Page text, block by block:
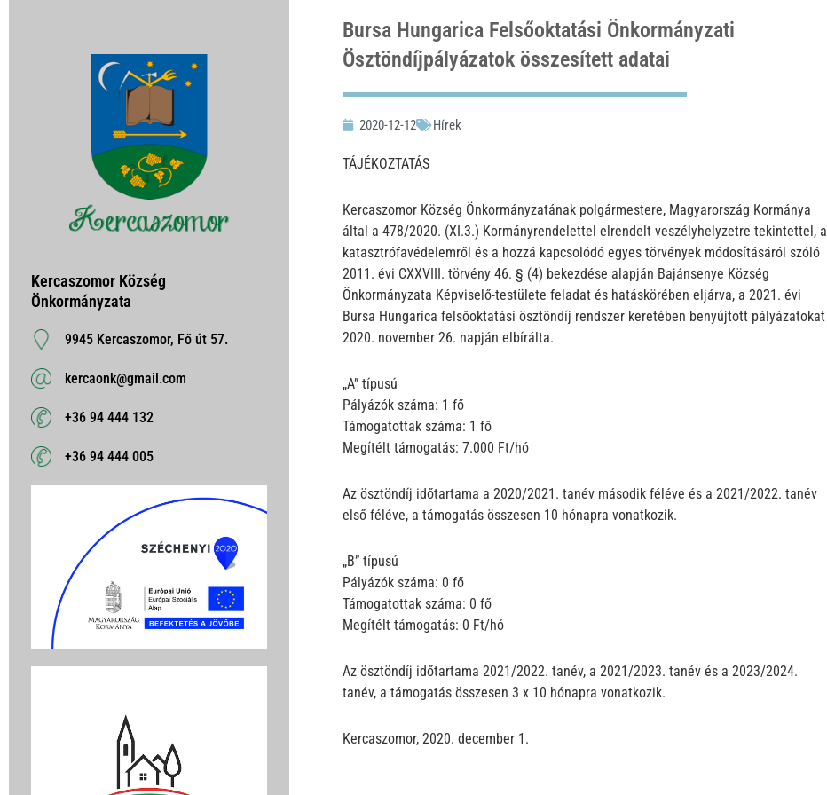
Kercaszomor Község
Önkormányzata
9945 Kercaszomor, Fő út 57.
kercaonk@gmail.com
+36 94 444 132
+36 94 444 005
Bursa Hungarica Felsőoktatási Önkormányzati
Ösztöndíjpályázatok összesített adatai
2020-12-12 Hírek
TÁJÉKOZTATÁS
Kercaszomor Község Önkormányzatának polgármestere, Magyarország Kormánya
által a 478/2020. (XI.3.) Kormányrendelettel elrendelt veszélyhelyzetre tekintettel, a
katasztrófavédelemről és a hozzá kapcsolódó egyes törvények módosításáról szóló
2011. évi CXXVIII. törvény 46. § (4) bekezdése alapján Bajánsenye Község
Önkormányzata Képviselő-testülete feladat és hatáskörében eljárva, a 2021. évi
Bursa Hungarica felsőoktatási ösztöndíj rendszer keretében benyújtott pályázatokat
2020. november 26. napján elbírálta.
„A” típusú
Pályázók száma: 1 fő
Támogatottak száma: 1 fő
Megítélt támogatás: 7.000 Ft/hó
Az ösztöndíj időtartama a 2020/2021. tanév második féléve és a 2021/2022. tanév
első féléve, a támogatás összesen 10 hónapra vonatkozik.
„B” típusú
Pályázók száma: 0 fő
Támogatottak száma: 0 fő
Megítélt támogatás: 0 Ft/hó
Az ösztöndíj időtartama 2021/2022. tanév, a 2021/2023. tanév és a 2023/2024.
tanév, a támogatás összesen 3 x 10 hónapra vonatkozik.
Kercaszomor, 2020. december 1.